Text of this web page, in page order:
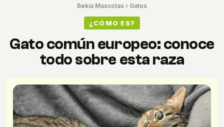
Bekia Mascotas › Gatos
¿CÓMO ES?
Gato común europeo: conoce
todo sobre esta raza